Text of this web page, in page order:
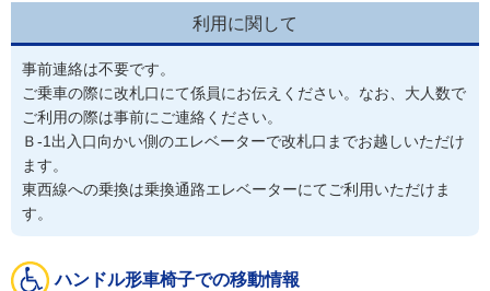
利用に関して
事前連絡は不要です。
ご乗車の際に改札口にて係員にお伝えください。なお、大人数で
ご利用の際は事前にご連絡ください。
Ｂ-1出入口向かい側のエレベーターで改札口までお越しいただけ
ます。
東西線への乗換は乗換通路エレベーターにてご利用いただけま
す。
ハンドル形車椅子での移動情報